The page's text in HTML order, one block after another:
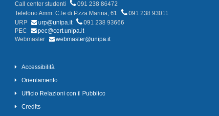
Call center studenti
091 238 86472
Telefono Amm. C.le di P.zza Marina, 61
091 238 93011
URP
urp@unipa.it
091 238 93666
PEC
pec@cert.unipa.it
Webmaster
webmaster@unipa.it
Accessibilità
Orientamento
Ufficio Relazioni con il Pubblico
Credits